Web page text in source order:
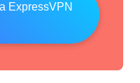
ExpressVPN